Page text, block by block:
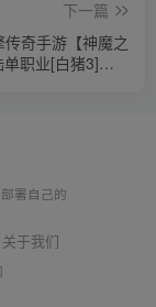
下一篇
传奇手游【神魔之
职业[白猪3]】AI
署自己的
关于我们